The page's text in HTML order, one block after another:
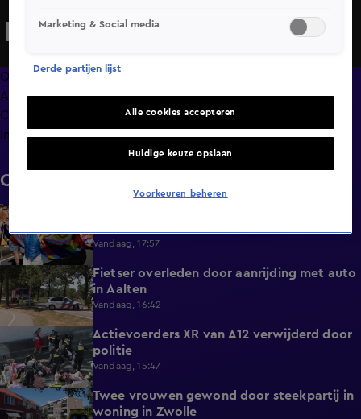
Enkele tientallen actievoerders hebben zich verschanst ter
persbericht. Een deel van de activisten heeft zich
Overzicht
Afleveringen
Clips
Info
Clips
0:31
Vandaag, 17:57
0:32
Fietser overleden door aanrijding met auto
in Aalten
Vandaag, 16:42
0:39
Actievoerders XR van A12 verwijderd door
politie
Vandaag, 15:47
0:45
Twee vrouwen gewond door steekpartij in
woning in Zwolle
Marketing & Social media
Derde partijen lijst
Alle cookies accepteren
Huidige keuze opslaan
Voorkeuren beheren